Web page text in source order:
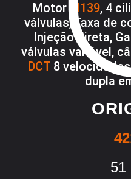
Motor M139, 4
válvulas, Taxa de
Injeção direta,
válvulas variável,
DCT 8
dupla
51